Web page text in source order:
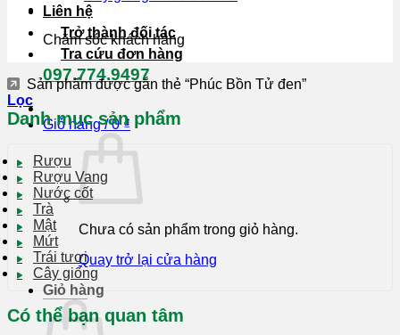
Chăm sóc khách hàng
097.774.9497
Giỏ hàng /0₫
Chưa có sản phẩm trong giỏ hàng.
Quay trở lại cửa hàng
Giỏ hàng
Liên hệ
Trở thành đối tác
Tra cứu đơn hàng
Sản phẩm được gắn thẻ “Phúc Bồn Tử đen”
Lọc
Danh mục sản phẩm
Rượu
Rượu Vang
Nước cốt
Trà
Mật
Mứt
Trái tươi
Cây giống
Có thể bạn quan tâm